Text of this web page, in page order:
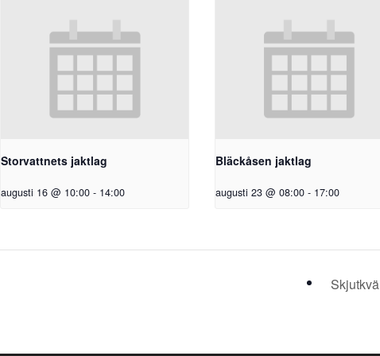
Storvattnets jaktlag
augusti 16 @ 10:00 - 14:00
Bläckåsen jaktlag
augusti 23 @ 08:00 - 17:00